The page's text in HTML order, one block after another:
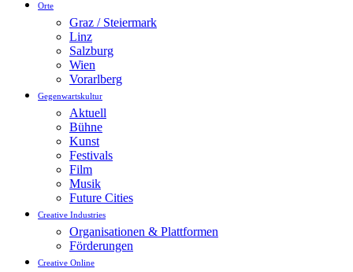
Orte
Graz / Steiermark
Linz
Salzburg
Wien
Vorarlberg
Gegenwartskultur
Aktuell
Bühne
Kunst
Festivals
Film
Musik
Future Cities
Creative Industries
Organisationen & Plattformen
Förderungen
Creative Online